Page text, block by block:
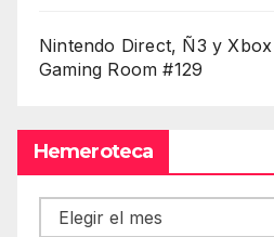
Nintendo Direct, Ñ3 y
Gaming Room #129
Hemeroteca
Hemeroteca